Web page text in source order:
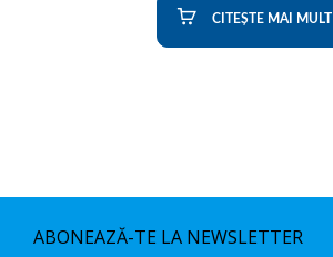
CITEȘTE MAI MULT
ABONEAZĂ-TE LA NEWSLETTER